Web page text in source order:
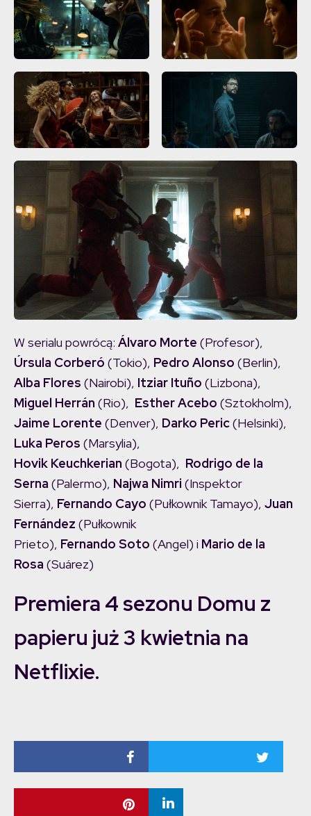
W serialu powrócą: Álvaro Morte (Profesor),
Úrsula Corberó (Tokio), Pedro Alonso (Berlin),
Alba Flores (Nairobi), Itziar Ituño (Lizbona),
Miguel Herrán (Rio), EstherAcebo (Sztokholm),
Jaime Lorente (Denver), Darko Peric(Helsinki),
Luka Peros (Marsylia),
Hovik Keuchkerian (Bogota), Rodrigo de la
Serna (Palermo), Najwa Nimri (Inspektor
Sierra), Fernando Cayo (Pułkownik Tamayo), Juan
Fernández (Pułkownik
Prieto), Fernando Soto (Angel) i Mario de la
Rosa (Suárez)
Premiera 4 sezonu Domu z
papieru już 3 kwietnia na
Netflixie.